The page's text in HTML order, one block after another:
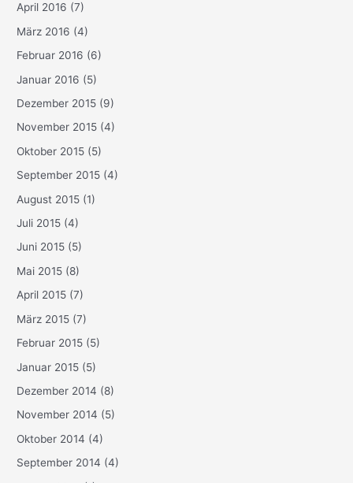
April 2016 (7)
März 2016 (4)
Februar 2016 (6)
Januar 2016 (5)
Dezember 2015 (9)
November 2015 (4)
Oktober 2015 (5)
September 2015 (4)
August 2015 (1)
Juli 2015 (4)
Juni 2015 (5)
Mai 2015 (8)
April 2015 (7)
März 2015 (7)
Februar 2015 (5)
Januar 2015 (5)
Dezember 2014 (8)
November 2014 (5)
Oktober 2014 (4)
September 2014 (4)